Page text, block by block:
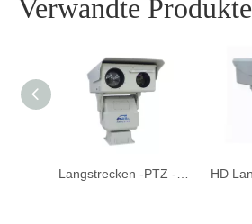
Verwandte Produkte
Langstrecken -PTZ -Thermalbildungskamera HD Langstrecken -PTZ Thermalbildgebungskamera